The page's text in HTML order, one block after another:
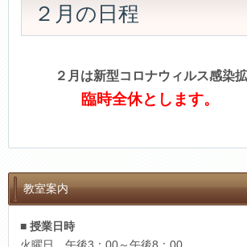
２月の日程
２月は新型コロナウィルス感染
臨時全休とします。
教室案内
■ 授業日時
火曜日 午後3：00～午後8：00